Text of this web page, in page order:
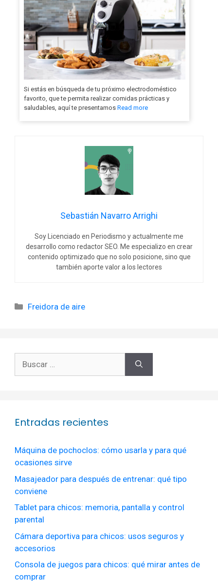
Si estás en búsqueda de tu próximo electrodoméstico
favorito, que te permita realizar comidas prácticas y
saludables, aquí te presentamos Read more
Sebastián Navarro Arrighi
Soy Licenciado en Periodismo y actualmente me
desarrollo como redactor SEO. Me especializo en crear
contenido optimizado que no solo posicione, sino que
también aporte valor a los lectores
Categorías
Freidora de aire
Entradas recientes
Máquina de pochoclos: cómo usarla y para qué
ocasiones sirve
Masajeador para después de entrenar: qué tipo
conviene
Tablet para chicos: memoria, pantalla y control
parental
Cámara deportiva para chicos: usos seguros y
accesorios
Consola de juegos para chicos: qué mirar antes de
comprar